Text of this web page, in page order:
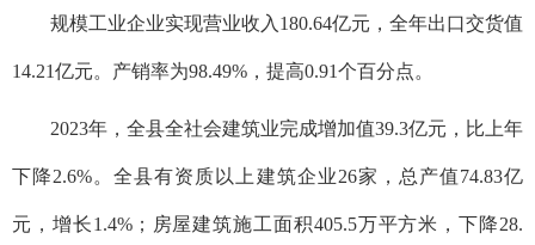
规模工业企业实现营业收入180.64亿元，全年出口交货值
14.21亿元。产销率为98.49%，提高0.91个百分点。
2023年，全县全社会建筑业完成增加值39.3亿元，比上年
下降2.6%。全县有资质以上建筑企业26家，总产值74.83亿
元，增长1.4%；房屋建筑施工面积405.5万平方米，下降28.